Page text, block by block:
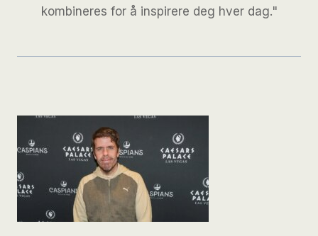
kombineres for å inspirere deg hver dag."